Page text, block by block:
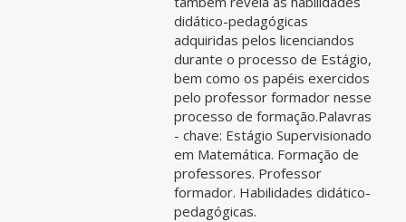
didático-pedagógicas
adquiridas pelos licenciandos
durante o processo de Estágio,
bem como os papéis exercidos
pelo professor formador nesse
processo de formação.Palavras
- chave: Estágio Supervisionado
em Matemática. Formação de
professores. Professor
formador. Habilidades didático-
pedagógicas.